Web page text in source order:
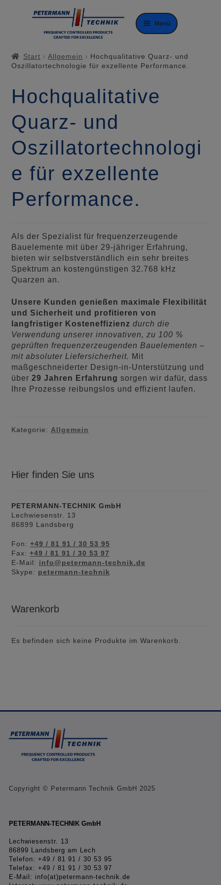
Zur
Navigation
springen
Zum
springen
Menü
Start Allgemein
Hochqualitative Quarz- und
Oszillatortechnologie für exzellente Performance.
Hochqualitative
Quarz- und
Oszillatortechnologi
e für exzellente
Performance.
Als der Spezialist für frequenzerzeugende
Bauelemente mit über 29-jähriger Erfahrung,
bieten wir selbstverständlich ein sehr breites
Spektrum an kostengünstigen 32.768 kHz
Quarzen an.
Unsere Kunden genießen maximale Flexibilität
und Sicherheit und profitieren von
langfristiger Kosteneffizienz durch die
Verwendung unserer innovativen, zu 100 %
geprüften frequenzerzeugenden Bauelementen –
mit absoluter Liefersicherheit. Mit
maßgeschneiderter Design-in-Unterstützung und
über 29 Jahren Erfahrung sorgen wir dafür, dass
Ihre Prozesse reibungslos und effizient laufen.
Kategorie: Allgemein
Hier finden Sie uns
PETERMANN-TECHNIK GmbH
Lechwiesenstr. 13
86899 Landsberg
Fon: +49 / 81 91 / 30 53 95
Fax: +49 / 81 91 / 30 53 97
E-Mail: info@petermann-technik.de
Skype: petermann-technik
Warenkorb
Es befinden sich keine Produkte im Warenkorb.
PETERMANN-TECHNIK GmbH
Lechwiesenstr. 13
86899 Landsberg am Lech
Telefon: +49 / 81 91 / 30 53 95
Telefax: +49 / 81 91 / 30 53 97
E-Mail: info(at)petermann-technik.de
Copyright © Petermann Technik GmbH 2025